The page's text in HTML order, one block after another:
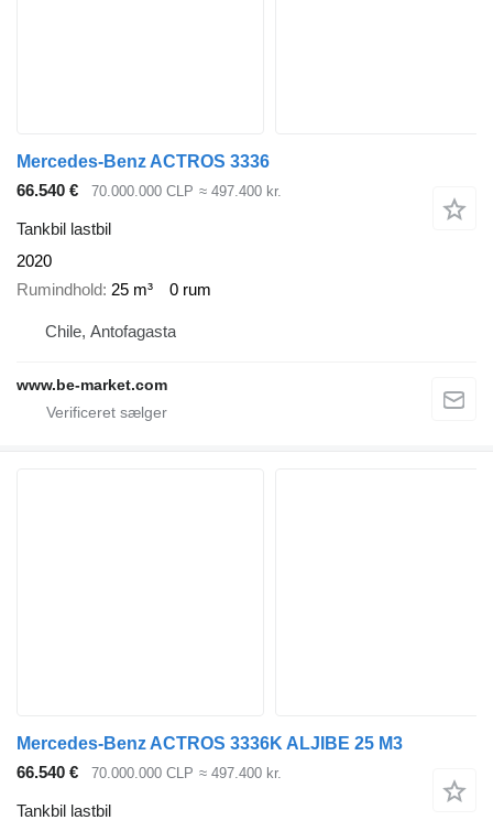
Mercedes-Benz ACTROS 3336
66.540 €
70.000.000 CLP ≈ 497.400 kr.
Tankbil lastbil
2020
Rumindhold 25 m³ 0 rum
Chile, Antofagasta
www.be-market.com
Mercedes-Benz ACTROS 3336K ALJIBE 25 M3
66.540 €
70.000.000 CLP ≈ 497.400 kr.
Tankbil lastbil